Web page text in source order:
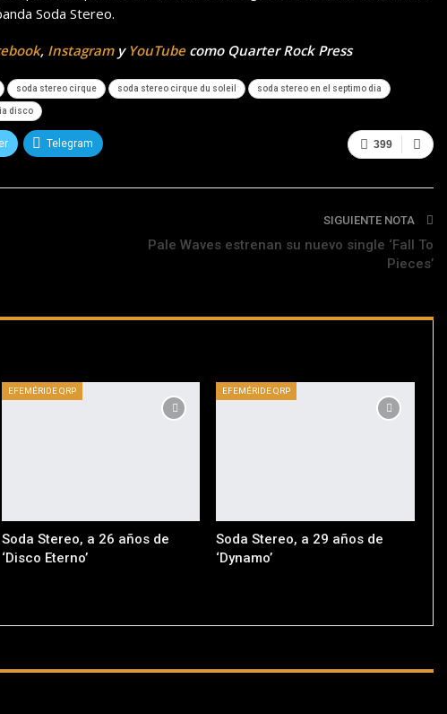
Soda Stereo.
, Instagramy YouTubecomo Quarter Rock Press
soda stereo cirque soda stereo cirque du soleil soda stereo en el septimo dia
disco
399
Telegram
SIGUIENTE NOTA
Pale Waves estrenan su nuevo single ‘Fall To
Pieces’
EFEMÉRIDE QRP
Soda Stereo, a 26 años de
‘Disco Eterno’
EFEMÉRIDE QRP
Soda Stereo, a 29 años de
‘Dynamo’